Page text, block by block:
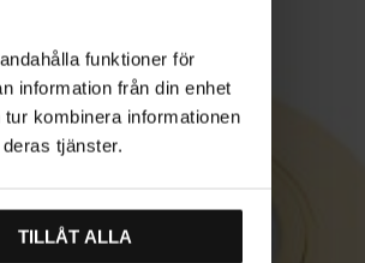
funktioner för
information från din enhet
kombinera informationen
tjänster.
TILLÅT ALLA